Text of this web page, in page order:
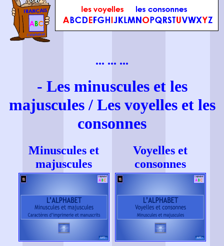
... ... ...
- Les minuscules et les
majuscules / Les voyelles et les
consonnes
Minuscules et
majuscules
Voyelles et
consonnes